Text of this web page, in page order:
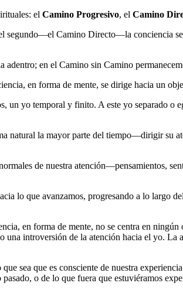
el Camino Progresivo, el Camino
Camino Directo―la conciencia
en el Camino sin Camino
en forma de mente, se dirige hacia un
yo temporal y finito. A este yo separado o
natural la mayor parte del tiempo―dirigir su
de nuestra atención―pensamientos,
lo que avanzamos, progresando a lo largo
en forma de mente, no se centra en
introversión de la atención hacia el yo.
sea que es consciente de nuestra
o de lo que fuera que estuviéramos